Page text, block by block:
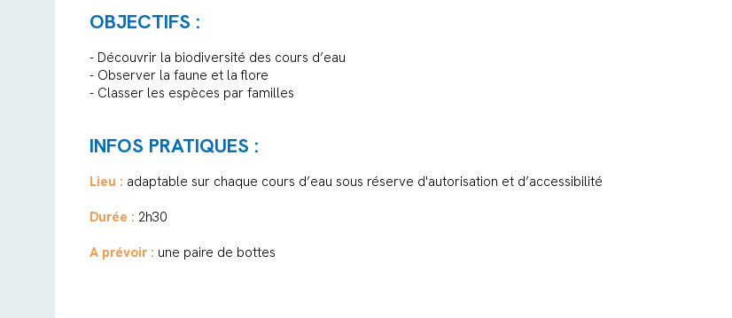
OBJECTIFS :
- Découvrir la biodiversité des cours d’eau
- Observer la faune et la flore
- Classer les espèces par familles
INFOS PRATIQUES :
Lieu : adaptable sur chaque cours d’eau sous réserve d'autorisation et d’accessibilité
Durée : 2h30
A prévoir : une paire de bottes